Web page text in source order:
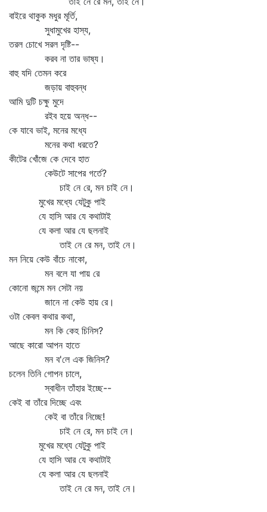
বাইরে থাকুক মধুর মূর্তি,
সুধামুখের হাস্য,
তরল চোখে সরল দৃষ্টি--
করব না তার ভাষ্য।
বাহু যদি তেমন করে
জড়ায় বাহুবন্ধ
আমি দুটি চক্ষু মুদে
রইব হয়ে অন্ধ--
কে যাবে ভাই, মনের মধ্যে
মনের কথা ধরতে?
কীটের খোঁজে কে দেবে হাত
কেউটে সাপের গর্তে?
চাই নে রে, মন চাই নে।
মুখের মধ্যে যেটুকু পাই
যে হাসি আর যে কথাটাই
যে কলা আর যে ছলনাই
তাই নে রে মন, তাই নে।
মন নিয়ে কেউ বাঁচে নাকো,
মন বলে যা পায় রে
কোনো জন্মে মন সেটা নয়
জানে না কেউ হায় রে।
ওটা কেবল কথার কথা,
মন কি কেহ চিনিস?
আছে কারো আপন হাতে
মন ব'লে এক জিনিস?
চলেন তিনি গোপন চালে,
স্বাধীন তাঁহার ইচ্ছে--
কেই বা তাঁরে দিচ্ছে এবং
কেই বা তাঁরে নিচ্ছে!
চাই নে রে, মন চাই নে।
মুখের মধ্যে যেটুকু পাই
যে হাসি আর যে কথাটাই
যে কলা আর যে ছলনাই
তাই নে রে মন, তাই নে।